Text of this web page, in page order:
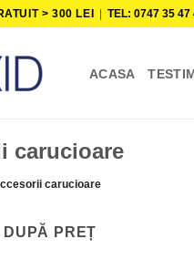
> 300 LEI |TEL: 0747 35 47
ACASA
carucioare
carucioare
PREȚ